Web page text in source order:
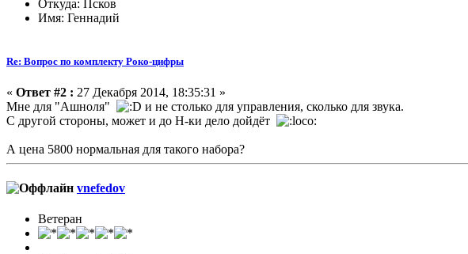
Откуда: Псков
Имя: Геннадий
Re: Вопрос по комплекту Роко-цифры
« Ответ #2 : 27 Декабря 2014, 18:35:31 »
Мне для "Ашноля"
и не столько для управления, сколько для звука.
С другой стороны, может и до Н-ки дело дойдёт
А цена 5800 нормальная для такого набора?
vnefedov
Ветеран